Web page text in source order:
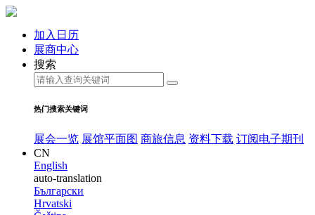
加入日历
展商中心
搜索
热门搜索关键词
展会一览 展馆平面图 商旅信息 资料下载 订阅电子期刊
CN
English
auto-translation
Български
Hrvatski